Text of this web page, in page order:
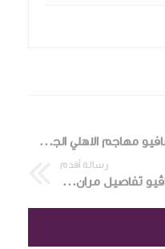
تصريحات البرازيلي برونو سافيو مهاجم الاهلي الجديد
رسالة أقدم
جلسه عبد الحفيظ مع برونو ساڤيو تفاصيل مران الأهلي المسائي